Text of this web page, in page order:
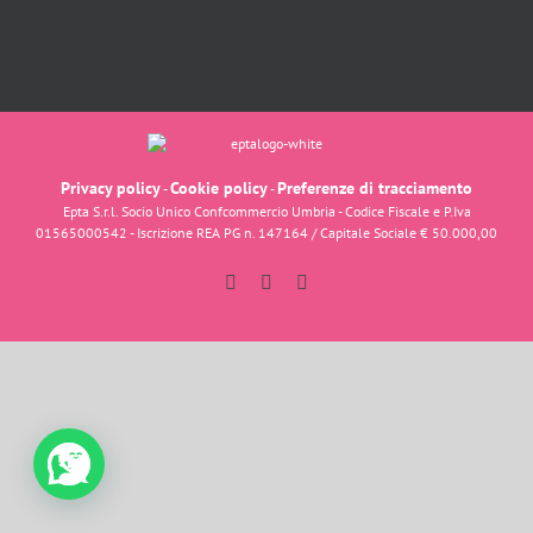
Privacy policy-Cookie policy-Preferenze di tracciamento
Epta S.r.l. Socio Unico Confcommercio Umbria - Codice Fiscale e P.Iva
01565000542 - Iscrizione REA PG n. 147164 / Capitale Sociale € 50.000,00
FacebookInstagram